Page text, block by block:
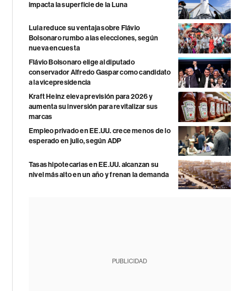
impacta la superficie de la Luna
Lula reduce su ventaja sobre Flávio
Bolsonaro rumbo a las elecciones, según
nueva encuesta
Flávio Bolsonaro elige al diputado
conservador Alfredo Gaspar como candidato
a la vicepresidencia
Kraft Heinz eleva previsión para 2026 y
aumenta su inversión para revitalizar sus
marcas
Empleo privado en EE.UU. crece menos de lo
esperado en julio, según ADP
Tasas hipotecarias en EE.UU. alcanzan su
nivel más alto en un año y frenan la demanda
PUBLICIDAD